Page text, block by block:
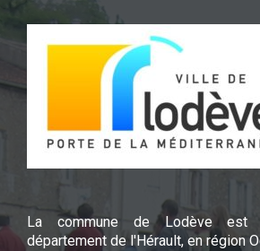
La commune de Lodève
département de l'Hérault, en région